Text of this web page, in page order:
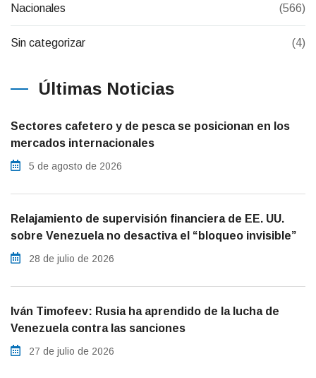
Nacionales (566)
Sin categorizar (4)
Últimas Noticias
Sectores cafetero y de pesca se posicionan en los
mercados internacionales
5 de agosto de 2026
Relajamiento de supervisión financiera de EE. UU.
sobre Venezuela no desactiva el “bloqueo invisible”
28 de julio de 2026
Iván Timofeev: Rusia ha aprendido de la lucha de
Venezuela contra las sanciones
27 de julio de 2026